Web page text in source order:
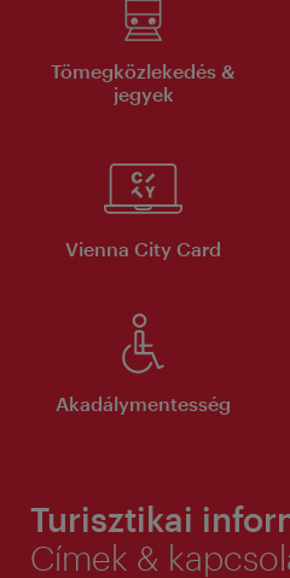
Tömegközlekedés &
jegyek
Vienna City Card
Akadálymentesség
Turisztikai
Címek &